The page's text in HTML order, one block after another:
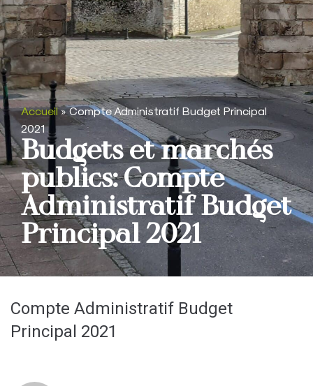
Accueil»Compte Administratif Budget Principal
2021
Budgets et marchés
publics: Compte
Administratif Budget
Principal 2021
Compte Administratif Budget
Principal 2021